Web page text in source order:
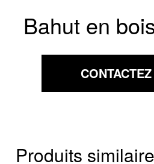
Bahut en
Produits